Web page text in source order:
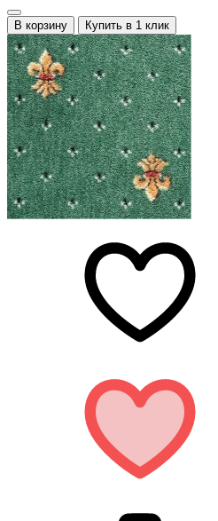
В корзину Купить в 1 клик